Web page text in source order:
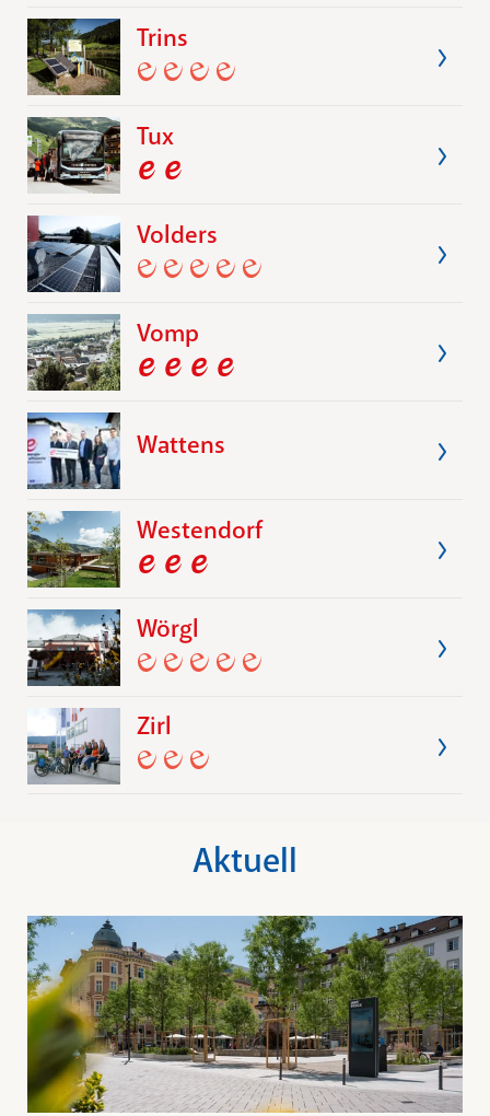
Trins
Tux
Volders
Vomp
Wattens
Westendorf
Wörgl
Zirl
Aktuell